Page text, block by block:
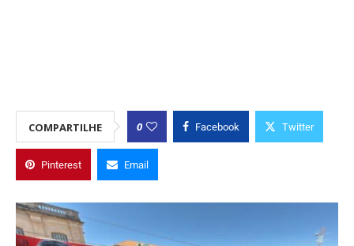
COMPARTILHE 0 Facebook Twitter
Pinterest Email